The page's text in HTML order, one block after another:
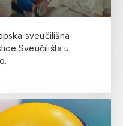
sveučilišna
Sveučilišta u